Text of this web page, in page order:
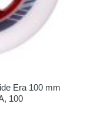
Era 100 mm
100